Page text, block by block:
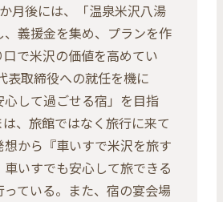
月後には、「温泉米沢八湯
、義援金を集め、プランを作
口で米沢の価値を高めてい
表取締役への就任を機に
心して過ごせる宿」を目指
、旅館ではなく旅行に来て
想から『車いすで米沢を旅す
車いすでも安心して旅できる
ている。また、宿の宴会場